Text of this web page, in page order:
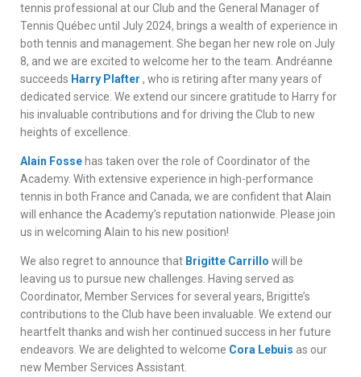
tennis professional at our Club and the General Manager of
Tennis Québec until July 2024, brings a wealth of experience in
both tennis and management. She began her new role on July
8, and we are excited to welcome her to the team. Andréanne
succeeds Harry Plafter , who is retiring after many years of
dedicated service. We extend our sincere gratitude to Harry for
his invaluable contributions and for driving the Club to new
heights of excellence.
Alain Fosse has taken over the role of Coordinator of the
Academy. With extensive experience in high-performance
tennis in both France and Canada, we are confident that Alain
will enhance the Academy’s reputation nationwide. Please join
us in welcoming Alain to his new position!
We also regret to announce that Brigitte Carrillo will be
leaving us to pursue new challenges. Having served as
Coordinator, Member Services for several years, Brigitte’s
contributions to the Club have been invaluable. We extend our
heartfelt thanks and wish her continued success in her future
endeavors. We are delighted to welcome Cora Lebuis as our
new Member Services Assistant.